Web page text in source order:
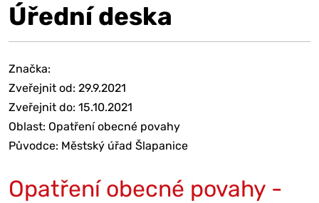
Úřední deska
Značka:
Zveřejnit od: 29.9.2021
Zveřejnit do: 15.10.2021
Oblast: Opatření obecné povahy
Původce: Městský úřad Šlapanice
Opatření obecné povahy -